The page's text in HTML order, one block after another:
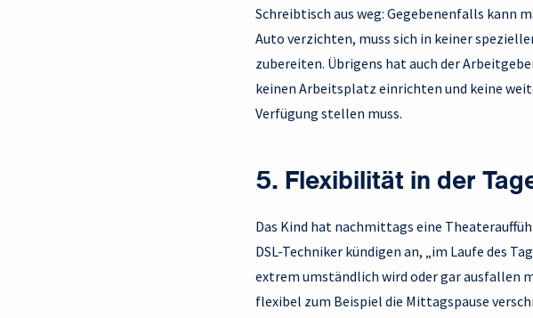
Schreibtisch aus weg: Gegebenenfalls kann
Auto verzichten, muss sich in keiner
zubereiten. Übrigens hat auch der
keinen Arbeitsplatz einrichten und keine
Verfügung stellen muss.
5. Flexibilität in der
Das Kind hat nachmittags eine
DSL-Techniker kündigen an, „im Laufe des
extrem umständlich wird oder gar ausfallen
flexibel zum Beispiel die Mittagspause